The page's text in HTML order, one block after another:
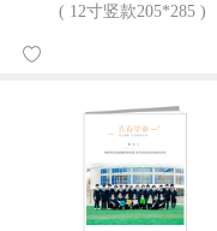
( 12寸竖款205*285 )